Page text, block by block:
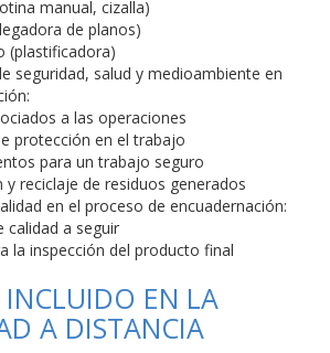
manual, cizalla)
de planos)
(plastificadora)
seguridad, salud y medioambiente en
a las operaciones
protección en el trabajo
para un trabajo seguro
y reciclaje de residuos generados
en el proceso de encuadernación:
calidad a seguir
la inspección del producto final
EN LA
A DISTANCIA